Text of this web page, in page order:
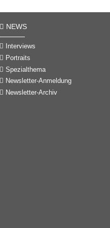
NEWS
Interviews
Portraits
Spezialthema
Newsletter-Anmeldung
Newsletter-Archiv